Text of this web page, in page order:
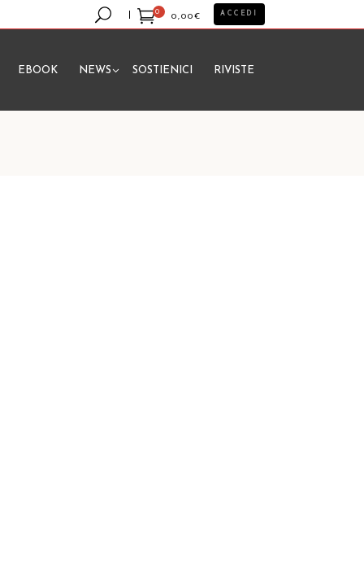
0
0,00€
prodotto nel carrello.
ACCEDI
EBOOK NEWS SOSTIENICI RIVISTE